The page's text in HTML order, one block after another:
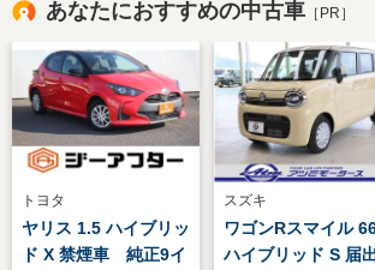
あなたにおすすめの中古車 ［PR］
トヨタ
ヤリス 1.5 ハイブリッ
ド X 禁煙車 純正9イ
スズキ
ワゴンRスマイル
ハイブリッド S 届